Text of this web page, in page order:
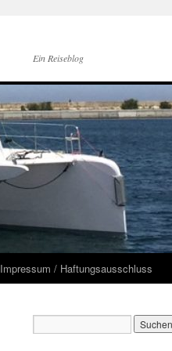
Ein Reiseblog
Impressum / Haftungsausschluss